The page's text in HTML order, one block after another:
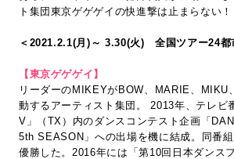
ト集団東京ゲゲゲイの快進撃は止まらない！
＜2021.2.1(月)～ 3.30(火) 全国ツアー24都
【東京ゲゲゲイ】
リーダーのMIKEYがBOW、MARIE、MIKU
動するアーティスト集団。 2013年、テレビ
V」（TX）内のダンスコンテスト企画「
5th SEASON」への出場を機に結成。同番
優勝した。2016年には「第10回日本ダンス